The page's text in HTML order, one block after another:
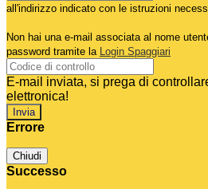
all'indirizzo indicato con le istruzioni
Non hai una e-mail associata al nome
password tramite la Login Spaggiari
E-mail inviata, si prega di
elettronica!
Errore
Chiudi
Successo